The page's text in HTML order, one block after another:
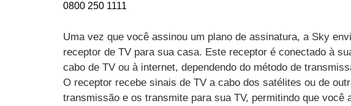
0800 250 1111
Uma vez que você assinou um plano de assinatura, a Sky
receptor de TV para sua casa. Este receptor é conectado à
cabo de TV ou à internet, dependendo do método de
O receptor recebe sinais de TV a cabo dos satélites ou de
transmissão e os transmite para sua TV, permitindo que você